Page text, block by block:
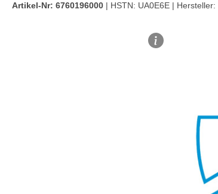
Artikel-Nr: 6760196000 | HSTN: UA0E6E | Hersteller: